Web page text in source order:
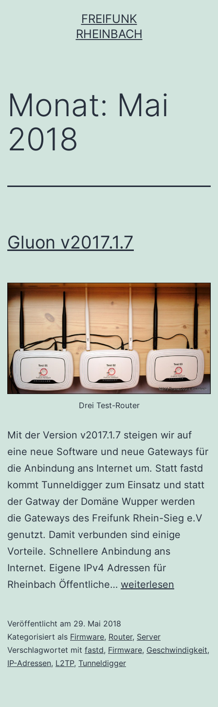
FREIFUNK
RHEINBACH
Monat: Mai
2018
Gluon v2017.1.7
Drei Test-Router
Mit der Version v2017.1.7 steigen wir auf
eine neue Software und neue Gateways für
die Anbindung ans Internet um. Statt fastd
kommt Tunneldigger zum Einsatz und statt
der Gatway der Domäne Wupper werden
die Gateways des Freifunk Rhein-Sieg e.V
genutzt. Damit verbunden sind einige
Vorteile. Schnellere Anbindung ans
Internet. Eigene IPv4 Adressen für
Rheinbach Öffentliche… Gluon
weiterlesen
Veröffentlicht am 29. Mai 2018
Kategorisiert als Firmware, Router, Server
Verschlagwortet mit fastd, Firmware, Geschwindigkeit,
IP-Adressen, L2TP, Tunneldigger